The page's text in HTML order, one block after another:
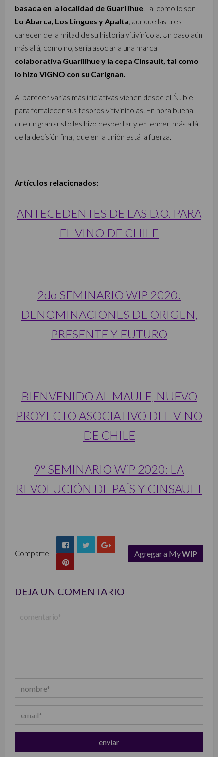
basada en la localidad de Guarilihue. Tal como lo son
Lo Abarca, Los Lingues y Apalta, aunque las tres
carecen de la mitad de su historia vitivinícola. Un paso aún
más allá, como no, sería asociar a una marca
colaborativa Guarilihue y la cepa Cinsault, tal como
lo hizo VIGNO con su Carignan.
Al parecer varias más iniciativas vienen desde el Ñuble
para fortalecer sus tesoros vitivinícolas. En hora buena
que un gran susto les hizo despertar y entender, más allá
de la decisión final, que en la unión está la fuerza.
Artículos relacionados:
ANTECEDENTES DE LAS D.O. PARA
EL VINO DE CHILE
2do SEMINARIO WIP 2020:
DENOMINACIONES DE ORIGEN,
PRESENTE Y FUTURO
BIENVENIDO AL MAULE, NUEVO
PROYECTO ASOCIATIVO DEL VINO
DE CHILE
9º SEMINARIO WiP 2020: LA
REVOLUCIÓN DE PAÍS Y CINSAULT
Comparte Agregar a MyWIP
DEJA UN COMENTARIO